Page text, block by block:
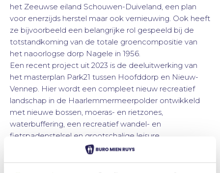
het Zeeuwse eiland Schouwen-Duiveland, een plan
voor enerzijds herstel maar ook vernieuwing. Ook heeft
ze bijvoorbeeld een belangrijke rol gespeeld bij de
totstandkoming van de totale groencompositie van
het naoorlogse dorp Nagele in 1956.
Een recent project uit 2023 is de deeluitwerking van
het masterplan Park21 tussen Hoofddorp en Nieuw-
Vennep. Hier wordt een compleet nieuw recreatief
landschap in de Haarlemmermeerpolder ontwikkeld
met nieuwe bossen, moeras- en rietzones,
waterbuffering, een recreatief wandel- en
fietspadenstelsel en grootschalige leisure.
Bekijk onze projecten